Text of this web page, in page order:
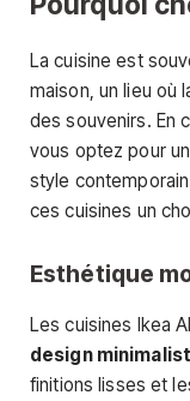
La cuisine est
maison, un lieu où
des souvenirs. En
vous optez pour
style
ces cuisines un
Esthétique
Les cuisines Ikea
design
finitions lisses et